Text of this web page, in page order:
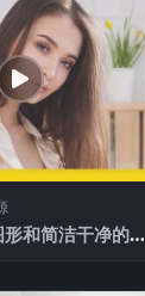
和简洁干净的图